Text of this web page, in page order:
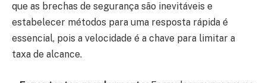
que as brechas de segurança são inevitáveis ​​e
estabelecer métodos para uma resposta rápida é
essencial, pois a velocidade é a chave para limitar a
taxa de alcance.